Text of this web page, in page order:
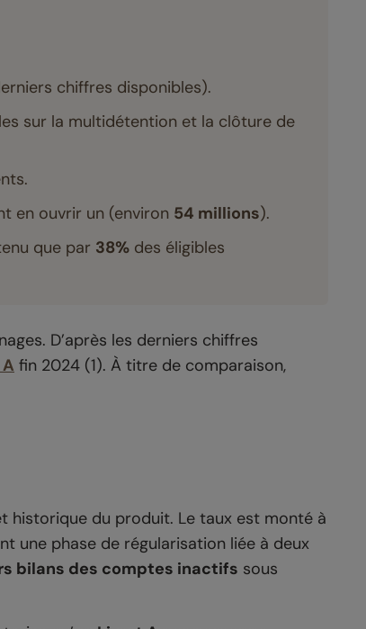
chiffres disponibles).
sur la multidétention et la clôture de
en ouvrir un (environ 54 millions).
que par 38% des éligibles
D’après les derniers chiffres
fin 2024 (1). À titre de comparaison,
historique du produit. Le taux est monté à
une phase de régularisation liée à deux
bilans des comptes inactifs sous